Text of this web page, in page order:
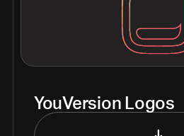
YouVersion Logos